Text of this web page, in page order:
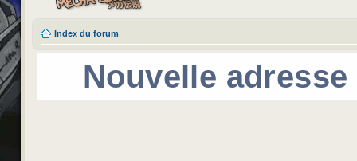
Index du forum
Nouvelle